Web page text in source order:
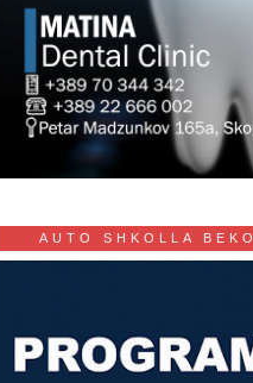
AUTO SHKOLLA BEKO